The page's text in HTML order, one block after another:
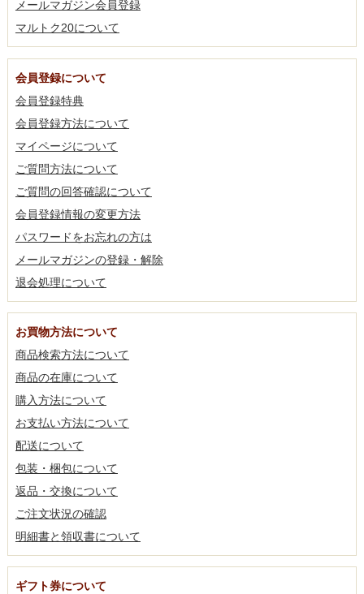
メールマガジン会員登録
マルトク20について
会員登録について
会員登録特典
会員登録方法について
マイページについて
ご質問方法について
ご質問の回答確認について
会員登録情報の変更方法
パスワードをお忘れの方は
メールマガジンの登録・解除
退会処理について
お買物方法について
商品検索方法について
商品の在庫について
購入方法について
お支払い方法について
配送について
包装・梱包について
返品・交換について
ご注文状況の確認
明細書と領収書について
ギフト券について